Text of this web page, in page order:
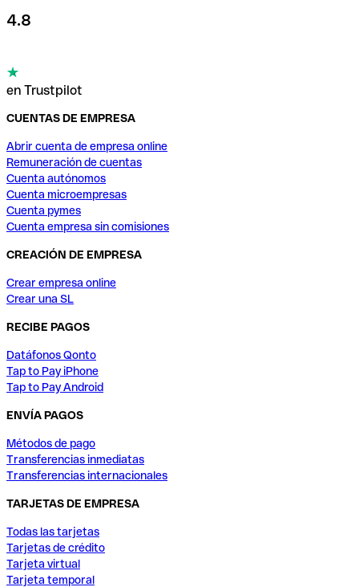
4.8
en Trustpilot
CUENTAS DE EMPRESA
Abrir cuenta de empresa online
Remuneración de cuentas
Cuenta autónomos
Cuenta microempresas
Cuenta pymes
Cuenta empresa sin comisiones
CREACIÓN DE EMPRESA
Crear empresa online
Crear una SL
RECIBE PAGOS
Datáfonos Qonto
Tap to Pay iPhone
Tap to Pay Android
ENVÍA PAGOS
Métodos de pago
Transferencias inmediatas
Transferencias internacionales
TARJETAS DE EMPRESA
Todas las tarjetas
Tarjetas de crédito
Tarjeta virtual
Tarjeta temporal